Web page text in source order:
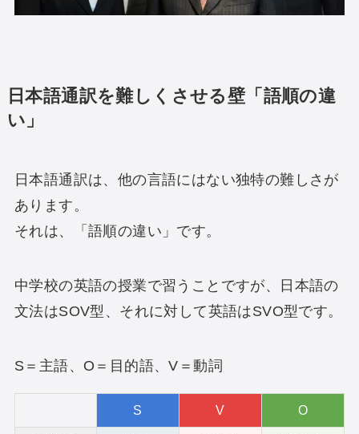
日本語通訳を難しくさせる壁「語順の違
い」
日本語通訳は、他の言語にはない独特の難しさが
あります。
それは、「語順の違い」です。
中学校の英語の授業で習うことですが、日本語の
文法はSOV型、それに対して英語はSVO型です。
S＝主語、O＝目的語、V＝動詞
S V O